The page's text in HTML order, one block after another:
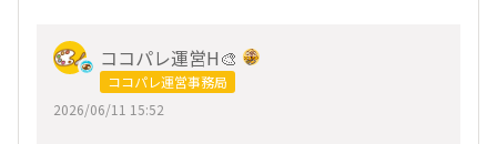
ココパレ運営H🎨
ココパレ運営事務局
2026/06/11 15:52